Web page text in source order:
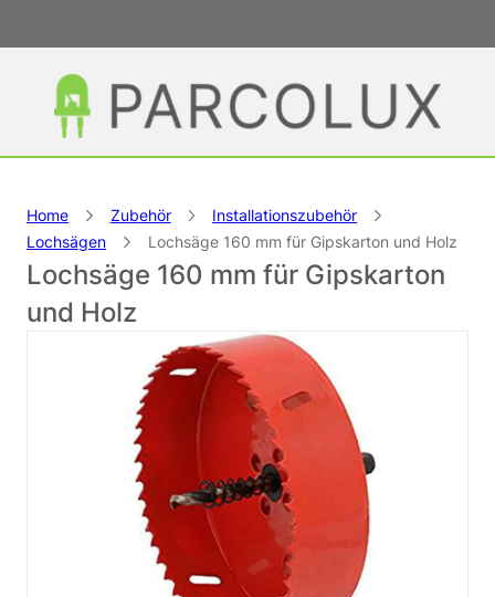
Home Zubehör
Installationszubehör
Lochsägen
Lochsäge 160 mm für Gipskarton und Holz
Lochsäge 160 mm für Gipskarton
und Holz